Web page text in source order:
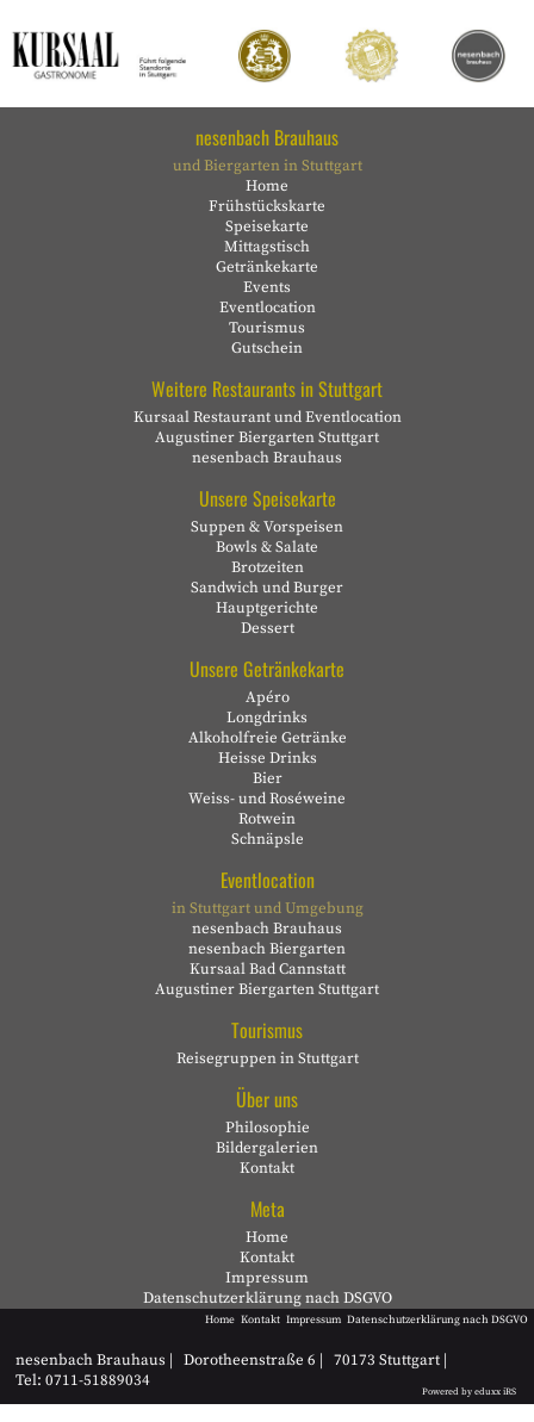
nesenbach Brauhaus
und Biergarten in Stuttgart
Home
Frühstückskarte
Speisekarte
Mittagstisch
Getränkekarte
Events
Eventlocation
Tourismus
Gutschein
Weitere Restaurants in Stuttgart
Kursaal Restaurant und Eventlocation
Augustiner Biergarten Stuttgart
nesenbach Brauhaus
Unsere Speisekarte
Suppen & Vorspeisen
Bowls & Salate
Brotzeiten
Sandwich und Burger
Hauptgerichte
Dessert
Unsere Getränkekarte
Apéro
Longdrinks
Alkoholfreie Getränke
Heisse Drinks
Bier
Weiss- und Roséweine
Rotwein
Schnäpsle
Eventlocation
in Stuttgart und Umgebung
nesenbach Brauhaus
nesenbach Biergarten
Kursaal Bad Cannstatt
Augustiner Biergarten Stuttgart
Tourismus
Reisegruppen in Stuttgart
Über uns
Philosophie
Bildergalerien
Kontakt
Meta
Home
Kontakt
Impressum
Datenschutzerklärung nach DSGVO
nesenbach Brauhaus Dorotheenstraße 6
70173 Stuttgart
Tel: 0711-51889034
Home Kontakt Impressum Datenschutzerklärung nach DSGVO
Powered by eduxx iRS